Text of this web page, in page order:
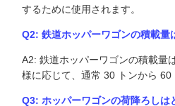
するために使用されます。
Q2: 鉄道ホッパーワゴンの積載量
A2: 鉄道ホッパーワゴンの積載量
様に応じて、通常 30 トンから 60
Q3: ホッパーワゴンの荷降ろしは